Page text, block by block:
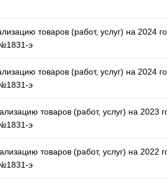
товаров (работ, услуг) на 2024
э
товаров (работ, услуг) на 2024
э
товаров (работ, услуг) на 2023
э
товаров (работ, услуг) на 2022
э